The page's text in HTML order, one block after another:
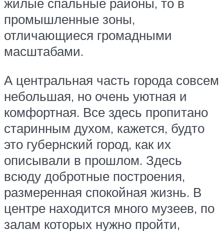
промышленные зоны,
отличающиеся громадными
масштабами.
А центральная часть города совсем
небольшая, но очень уютная и
комфортная. Все здесь пропитано
старинным духом, кажется, будто
это губернский город, как их
описывали в прошлом. Здесь
всюду добротные построения,
размеренная спокойная жизнь. В
центре находится много музеев, по
залам которых нужно пройти,